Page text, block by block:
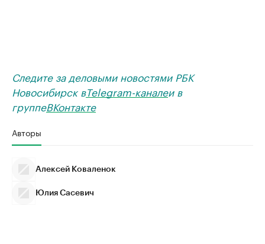
Следите за деловыми новостями РБК
Новосибирск вTelegram-каналеи в
группеВКонтакте
Авторы
Алексей Коваленок
Юлия Сасевич